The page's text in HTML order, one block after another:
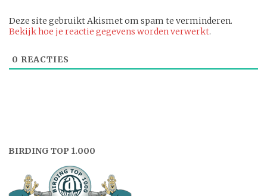
Deze site gebruikt Akismet om spam te verminderen.
Bekijk hoe je reactie gegevens worden verwerkt.
0 REACTIES
BIRDING TOP 1.000